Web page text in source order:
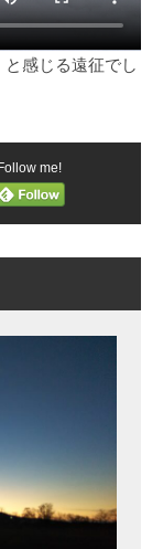
感じる遠征でし
Follow me!